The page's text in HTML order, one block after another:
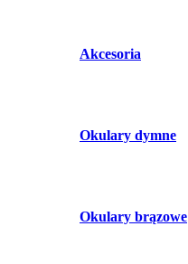
Akcesoria
Okulary dymne
Okulary brązowe